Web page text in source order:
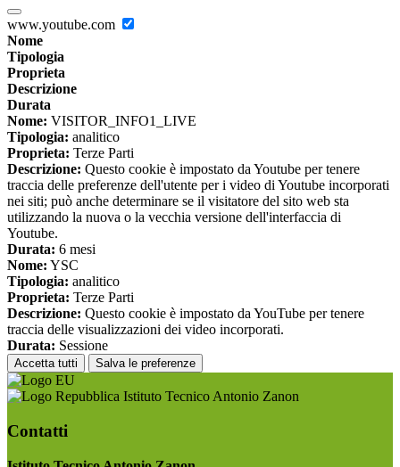
www.youtube.com
Nome
Tipologia
Proprieta
Descrizione
Durata
Nome: VISITOR_INFO1_LIVE
Tipologia: analitico
Proprieta: Terze Parti
Descrizione: Questo cookie è impostato da Youtube per tenere
traccia delle preferenze dell'utente per i video di Youtube incorporati
nei siti; può anche determinare se il visitatore del sito web sta
utilizzando la nuova o la vecchia versione dell'interfaccia di
Youtube.
Durata: 6 mesi
Nome: YSC
Tipologia: analitico
Proprieta: Terze Parti
Descrizione: Questo cookie è impostato da YouTube per tenere
traccia delle visualizzazioni dei video incorporati.
Durata: Sessione
Accetta tutti Salva le preferenze
Istituto Tecnico Antonio Zanon
Contatti